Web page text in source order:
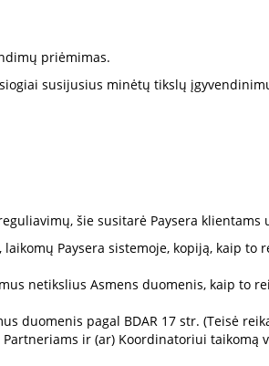
priėmimas.
susijusius minėtų tikslų
šie susitarė Paysera klientams
Paysera sistemoje, kopiją, kaip to
netikslius Asmens duomenis, kaip to
duomenis pagal BDAR 17 str. (Teisė
ir (ar) Koordinatoriui